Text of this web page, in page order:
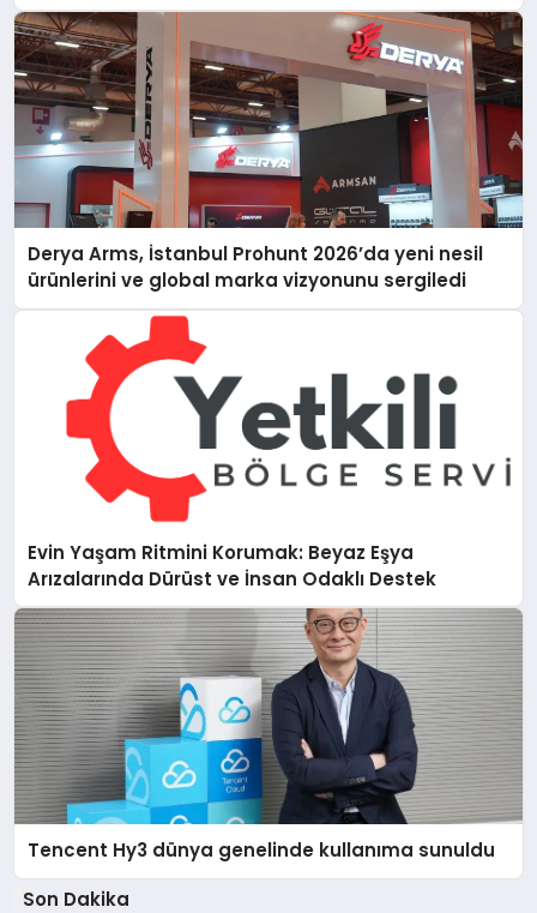
Derya Arms, İstanbul Prohunt 2026’da yeni nesil
ürünlerini ve global marka vizyonunu sergiledi
Evin Yaşam Ritmini Korumak: Beyaz Eşya
Arızalarında Dürüst ve İnsan Odaklı Destek
Tencent Hy3 dünya genelinde kullanıma sunuldu
Son Dakika